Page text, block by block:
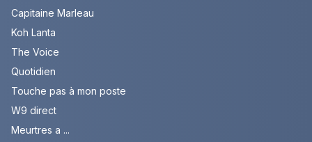
Capitaine Marleau
Koh Lanta
The Voice
Quotidien
Touche pas à mon poste
W9 direct
Meurtres a ...